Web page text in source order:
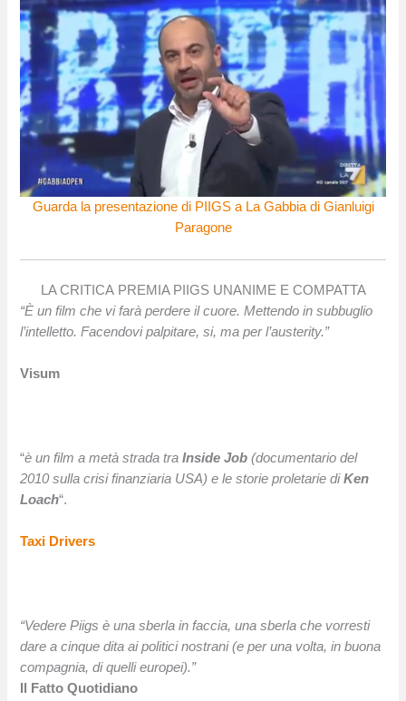
Guarda la presentazione di PIIGS a La Gabbia di Gianluigi
Paragone
LA CRITICA PREMIA PIIGS UNANIME E COMPATTA
“È un film che vi farà perdere il cuore. Mettendo in subbuglio
l’intelletto. Facendovi palpitare, si, ma per l’austerity.”
Visum
“​è un film a metà strada tra​Inside Job (documentario del
2010 sulla crisi finanziaria USA) e le storie proletarie diKen
Loach“.
Taxi Drivers
“Vedere Piigs è una sberla in faccia, una sberla che vorresti
dare a cinque dita ai politici nostrani (e per una volta, in buona
compagnia, di quelli europei).”
Il Fatto Quotidiano